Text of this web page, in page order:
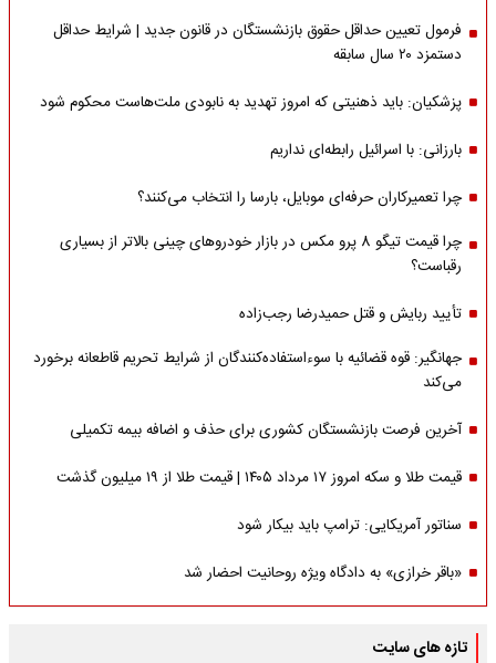
فرمول تعیین حداقل حقوق بازنشستگان در قانون جدید | شرایط حداقل
دستمزد ۲۰ سال سابقه
پزشکیان: باید ذهنیتی که امروز تهدید به نابودی ملت‌هاست محکوم شود
بارزانی: با اسرائیل رابطه‌ای نداریم
چرا تعمیرکاران حرفه‌ای موبایل، بارسا را انتخاب می‌کنند؟
چرا قیمت تیگو 8 پرو مکس در بازار خودروهای چینی بالاتر از بسیاری
رقباست؟
تأیید ربایش و قتل حمیدرضا رجب‌زاده
جهانگیر: قوه قضائیه با سوءاستفاده‌کنندگان از شرایط تحریم قاطعانه برخورد
می‌کند
آخرین فرصت بازنشستگان کشوری برای حذف و اضافه بیمه تکمیلی
قیمت طلا و سکه امروز ۱۷ مرداد ۱۴۰۵ | قیمت طلا از ۱۹ میلیون گذشت
سناتور آمریکایی: ترامپ باید بیکار شود
«باقر خرازی» به دادگاه ویژه روحانیت احضار شد
تازه های سایت